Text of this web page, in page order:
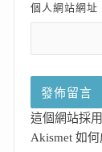
個人網站網址
這個網站採
Akismet 如